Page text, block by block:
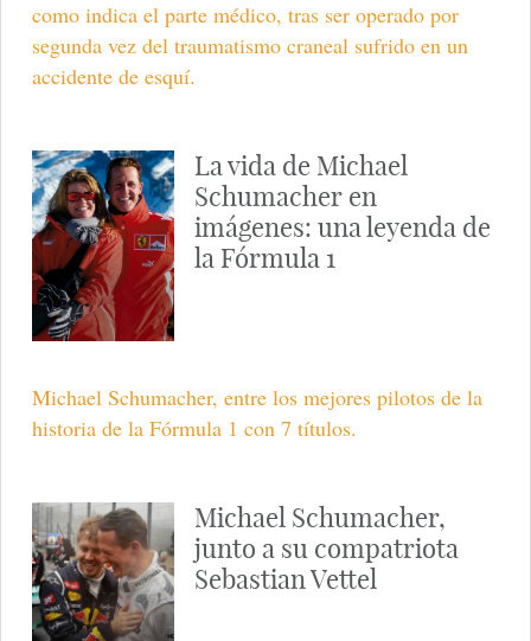
como indica el parte médico, tras ser operado por
segunda vez del traumatismo craneal sufrido en un
accidente de esquí.
La vida de Michael
Schumacher en
imágenes: una leyenda de
la Fórmula 1
Michael Schumacher, entre los mejores pilotos de la
historia de la Fórmula 1 con 7 títulos.
Michael Schumacher,
junto a su compatriota
Sebastian Vettel